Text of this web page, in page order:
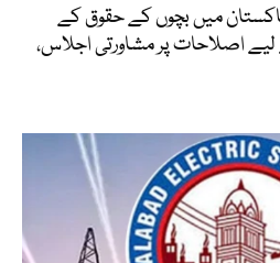
میں بچوں کے حقوق کے
اصلاحات پر مشاورتی اجلاس،